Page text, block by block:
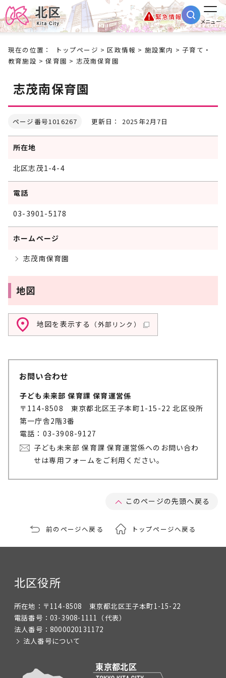
緊急情報
メニュー
現在の位置： トップページ >区政情報 > 施設案内 >子育て・
教育施設 >保育園 > 志茂南保育園
志茂南保育園
ページ番号1016267 更新日： 2025年2月7日
所在地
北区志茂1-4-4
電話
03-3901-5178
ホームページ
志茂南保育園
地図
地図を表示する （外部リンク）
お問い合わせ
子ども未来部 保育課 保育運営係
〒114-8508 東京都北区王子本町1-15-22 北区役所
第一庁舎2階3番
電話：03-3908-9127
子ども未来部 保育課 保育運営係へのお問い合わ
せは専用フォームをご利用ください。
このページの先頭へ戻る
前のページへ戻る トップページへ戻る
北区役所
所在地： 〒114-8508 東京都北区王子本町1-15-22
電話番号： 03-3908-1111 （代表）
法人番号： 8000020131172
法人番号について